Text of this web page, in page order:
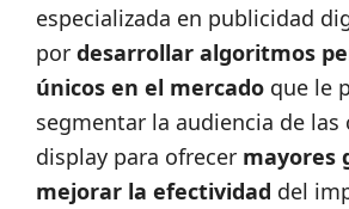
especializada en publicidad
por desarrollar algoritmos
únicos en el mercado que le
segmentar la audiencia de las
display para ofrecer mayores
mejorar la efectividad del